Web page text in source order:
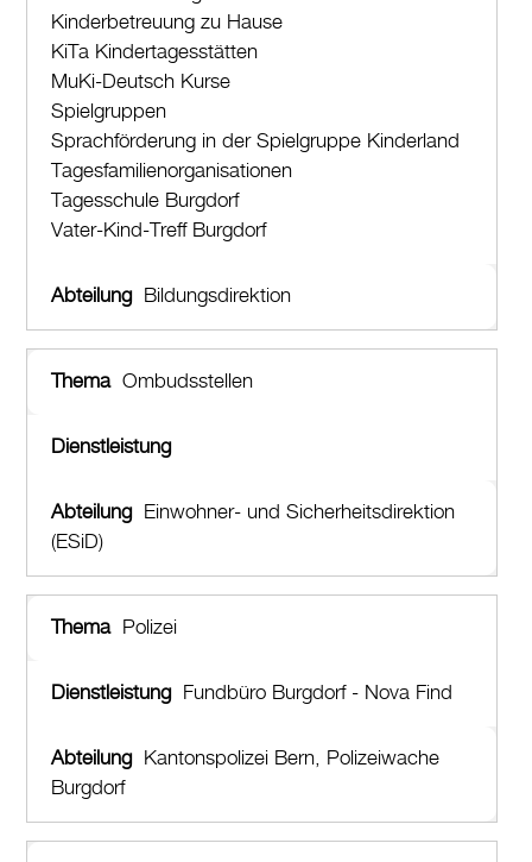
Kinderbetreuung zu Hause
KiTa Kindertagesstätten
MuKi-Deutsch Kurse
Spielgruppen
Sprachförderung in der Spielgruppe Kinderland
Tagesfamilienorganisationen
Tagesschule Burgdorf
Vater-Kind-Treff Burgdorf
Bildungsdirektion
Ombudsstellen
Einwohner- und Sicherheitsdirektion
(ESiD)
Polizei
Fundbüro Burgdorf - Nova Find
Kantonspolizei Bern, Polizeiwache
Burgdorf